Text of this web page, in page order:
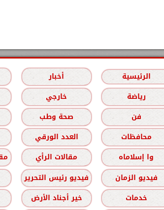
الرئيسية أخبار
رياضة
خارجي
فن
صحة وطب
محافظات
العدد الورقي
وا إسلاماه
مقالات الرأي
فيديو الزمان
فيديو رئيس التحرير
خدمات
خير أجناد الأرض